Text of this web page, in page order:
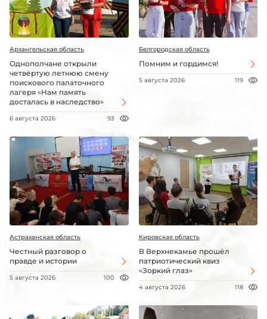
Архангельская область
Однополчане открыли
четвёртую летнюю смену
поискового палаточного
лагеря «Нам память
досталась в наследство»
6 августа 2026 93
Белгородская область
Помним и гордимся!
5 августа 2026 119
Астраханская область
Честный разговор о
правде и истории
5 августа 2026 100
Кировская область
В Верхнекамье прошёл
патриотический квиз
«Зоркий глаз»
4 августа 2026 118